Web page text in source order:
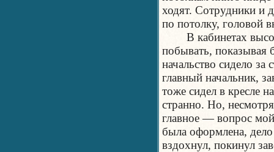
ходят. Сотрудники и
по потолку, головой
В кабинетах
побывать, показывая
начальство сидело за
главный начальник,
тоже сидел в кресле
странно. Но,
главное — вопрос
была оформлена,
вздохнул, покинул